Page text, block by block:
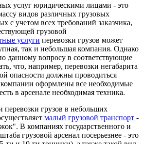
услуг юридическими лицами - это
видов различных грузовых
с учетом всех требований заказчика,
грузовой
услуги перевозки грузов может
так и небольшая компания. Однако
данному вопросу в соответствующие
что, например, перевозки негабарита
опасности должны проводиться
компании оформлены все необходимые
в арсенале необходимая техника.
перевозки грузов в небольших
малый грузовой транспорт -
В компаниях государственного и
грузовой арсенал посерьезнее - это